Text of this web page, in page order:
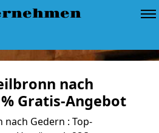
nach
Gratis-Angebot
Gedern : Top-